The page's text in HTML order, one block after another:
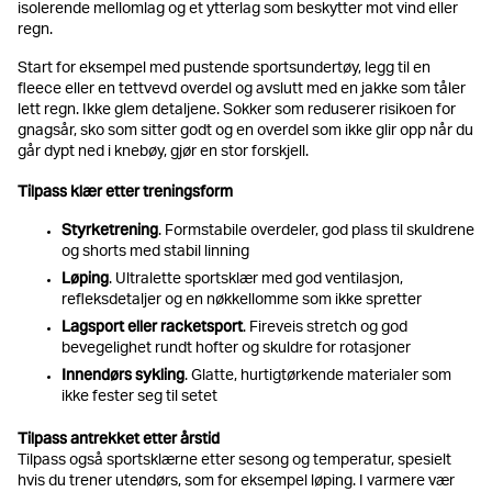
isolerende mellomlag og et ytterlag som beskytter mot vind eller
regn.
Start for eksempel med pustende sportsundertøy, legg til en
fleece eller en tettvevd overdel og avslutt med en jakke som tåler
lett regn. Ikke glem detaljene. Sokker som reduserer risikoen for
gnagsår, sko som sitter godt og en overdel som ikke glir opp når du
går dypt ned i knebøy, gjør en stor forskjell.
Tilpass klær etter treningsform
Styrketrening. Formstabile overdeler, god plass til skuldrene
og shorts med stabil linning
Løping. Ultralette sportsklær med god ventilasjon,
refleksdetaljer og en nøkkellomme som ikke spretter
Lagsport eller racketsport. Fireveis stretch og god
bevegelighet rundt hofter og skuldre for rotasjoner
Innendørs sykling. Glatte, hurtigtørkende materialer som
ikke fester seg til setet
Tilpass antrekket etter årstid
Tilpass også sportsklærne etter sesong og temperatur, spesielt
hvis du trener utendørs, som for eksempel løping. I varmere vær